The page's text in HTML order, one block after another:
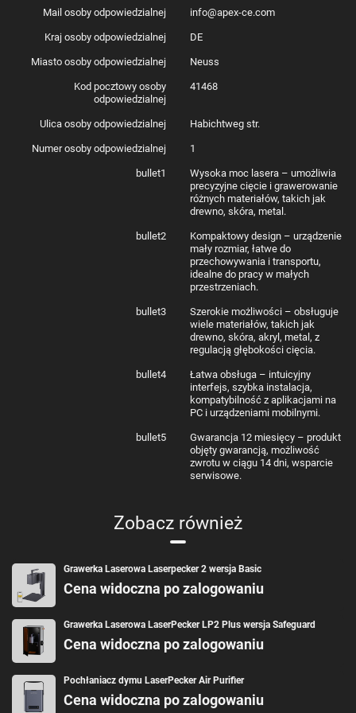
produkcji, rozszerzenie Slide pomoże zwiększyć wydajność, umożliwiając
szybszą obróbkę. Przystawka Slide Extension pozwala na powiększenie
obszaru roboczego, natomiast Rotary Extension umożliwia grawerunek na
cylindrycznych przedmiotach, takich jak kubki, szklanki, bransoletki czy
pierścionki, osiągając precyzyjne efekty.
Inteligentne grawerowanie
LaserPecker 5 to urządzenie, które łączy prostotę obsługi z
zaawansowaną funkcjonalnością. Dzięki inteligentnemu wypełnianiu
system rozpozna kształt i rozmiar materiałów, a Ty będziesz mógł
skoncentrować się na samej kreatywności. Dzięki wbudowanej kamerze
zyskujesz kontrolę nad całym procesem, eliminując ryzyko pojawiania się
Zaawansowane funkcje bezpieczeństwa
Bezpieczeństwo jest priorytetem, dlatego LaserPecker 5 Deluxe została
rygorystycznie przetestowana i certyfikowana, spełniając normy unijne.
Posiada wiele mechanizmów zabezpieczających, takich jak filtrację
światła, chroniąc Twoje oczy), oraz wentylator wydmuchowy (zapewnia
odpowiednią wentylację, usuwając pyły i opary ze strefy roboczej).
Ochrona przed przegrzaniem i przycisk awaryjny to dodatkowe
zabezpieczenia, które zapewniają ochronę i pełną kontrolę nad procesem
Intuicyjne oprogramowanie dla pełnej kontroli
LaserPecker 5 Deluxe współpracuje z intuicyjnym oprogramowaniem na
komputer oraz aplikacją mobilną, które pozwalają na pełną kontrolę nad
procesem grawerowania. Uzyskaj idealne grawerowanie dzięki dwóm
czerwonym punktom ustawiania ostrości i bezpośrednim bezpiecznym
grawerka laserowa
kabel zasilający
adapter zasilający
kabel 1.5 m
kabel 0.6 m
rurka
adapter do rurki
pendrive USB
pozycjoner w kształcie litery L x2
zestaw z materiałami
przystawka Slide Extension
przystawka Rotary Extension
Mail osoby odpowiedzialnej info@apex-ce.com
Kraj osoby odpowiedzialnej DE
Miasto osoby odpowiedzialnej Neuss
Kod pocztowy osoby
odpowiedzialnej
41468
Ulica osoby odpowiedzialnej Habichtweg str.
Numer osoby odpowiedzialnej 1
bullet1
Wysoka moc lasera – umożliwia
precyzyjne cięcie i grawerowanie
różnych materiałów, takich jak
drewno, skóra, metal.
bullet2
Kompaktowy design – urządzenie
mały rozmiar, łatwe do
przechowywania i transportu,
idealne do pracy w małych
przestrzeniach.
bullet3
Szerokie możliwości – obsługuje
wiele materiałów, takich jak
drewno, skóra, akryl, metal, z
regulacją głębokości cięcia.
bullet4
Łatwa obsługa – intuicyjny
interfejs, szybka instalacja,
kompatybilność z aplikacjami na
PC i urządzeniami mobilnymi.
bullet5
Gwarancja 12 miesięcy – produkt
objęty gwarancją, możliwość
zwrotu w ciągu 14 dni, wsparcie
serwisowe.
Zobacz również
Grawerka Laserowa Laserpecker 2 wersja Basic
Cena widoczna po zalogowaniu
Grawerka Laserowa LaserPecker LP2 Plus wersja Safeguard
Cena widoczna po zalogowaniu
Pochłaniacz dymu LaserPecker Air Purifier
Cena widoczna po zalogowaniu